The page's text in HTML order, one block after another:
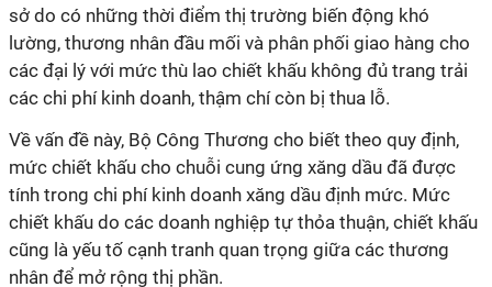
sở do có những thời điểm thị trường biến động khó
lường, thương nhân đầu mối và phân phối giao hàng cho
các đại lý với mức thù lao chiết khấu không đủ trang trải
các chi phí kinh doanh, thậm chí còn bị thua lỗ.
Về vấn đề này, Bộ Công Thương cho biết theo quy định,
mức chiết khấu cho chuỗi cung ứng xăng dầu đã được
tính trong chi phí kinh doanh xăng dầu định mức. Mức
chiết khấu do các doanh nghiệp tự thỏa thuận, chiết khấu
cũng là yếu tố cạnh tranh quan trọng giữa các thương
nhân để mở rộng thị phần.